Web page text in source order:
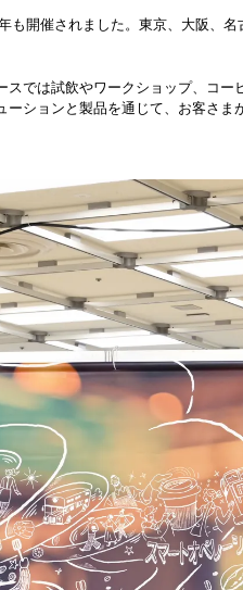
も開催されました。東京、大阪、
では試飲やワークショップ、コ
ーションと製品を通じて、お客さ